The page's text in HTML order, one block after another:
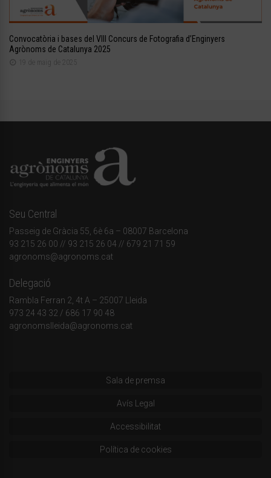
Convocatòria i bases del VIII Concurs de Fotografia d’Enginyers
Agrònoms de Catalunya 2025
19 de maig de 2025
Seu Central
Passeig de Gràcia 55, 6è 6a – 08007 Barcelona
93 215 26 00 // 93 215 26 04 // 679 21 71 59
agronoms@agronoms.cat
Delegació
Rambla Ferran 2, 4t A – 25007 Lleida
973 24 43 32 / 686 17 90 48
agronomslleida@agronoms.cat
Sala de premsa
Avís Legal
Accessibilitat
Política de cookies